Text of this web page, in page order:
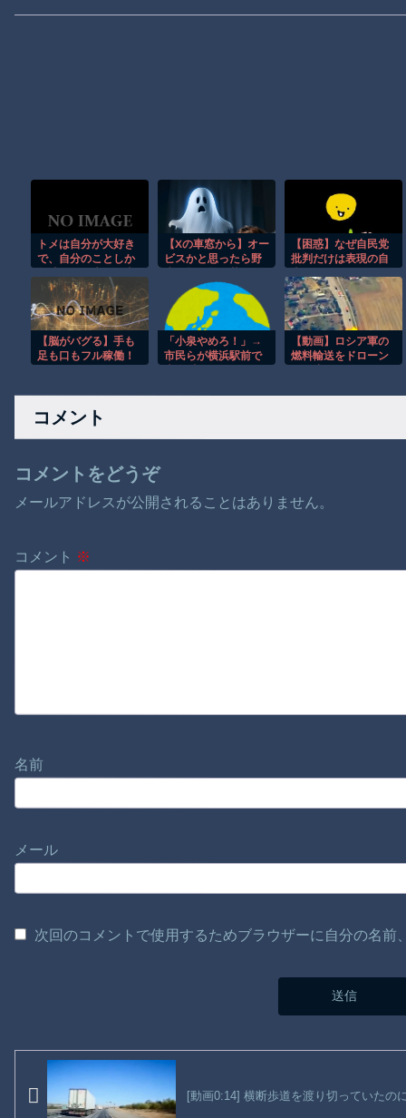
トメは自分が大好き
で、自分のことしか
のストレスで5キロ以
上痩せた時も、まっ
たく気付かなかった
けど…
【Xの車窓から】オー
ビスかと思ったら野
【困惑】なぜ自民党
批判だけは表現の自
か・・・・・・・・
・
【脳がバグる】手も
足も口もフル稼働！
「小泉やめろ！」→
市民らが横浜駅前で
【動画】ロシア軍の
燃料輸送をドローン
コメント
コメントをどうぞ
メールアドレスが公開されることはありません。
コメント ※
名前
メール
次回のコメントで使用するためブラウザーに自分の名
[動画0:14] 横断歩道を渡り切っていたの